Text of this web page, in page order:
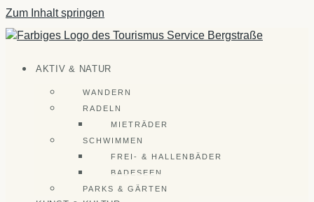
Zum Inhalt springen
AKTIV & NATUR
WANDERN
RADELN
MIETRÄDER
SCHWIMMEN
FREI- & HALLENBÄDER
BADESEEN
PARKS & GÄRTEN